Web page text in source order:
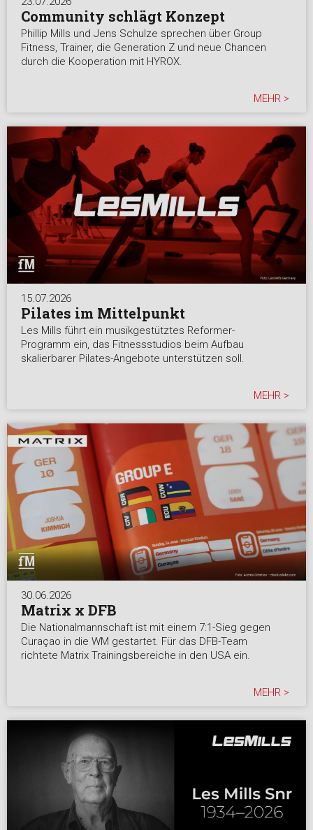
Community schlägt Konzept
Phillip Mills und Jens Schulze sprechen über Group
Fitness, Trainer, die Generation Z und neue Chancen
durch die Kooperation mit HYROX.
MEHR >
15.07.2026
Pilates im Mittelpunkt
Les Mills führt ein musikgestütztes Reformer-
Programm ein, das Fitnessstudios beim Aufbau
skalierbarer Pilates-Angebote unterstützen soll.
MEHR >
30.06.2026
Matrix x DFB
Die Nationalmannschaft ist mit einem 7:1-Sieg gegen
Curaçao in die WM gestartet. Für das DFB-Team
richtete Matrix Trainingsbereiche in den USA ein.
MEHR >